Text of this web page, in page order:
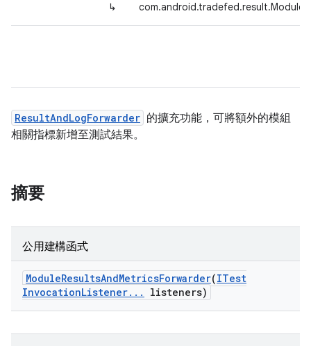
↳
ResultAndLogForwarder 的擴充功能，可將額外的模組
相關指標新增至測試結果。
摘要
公用建構函式
ModuleResultsAndMetricsForwarder(ITest
InvocationListener. . . listeners)